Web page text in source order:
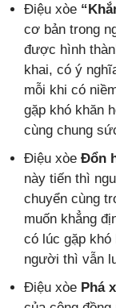
Điệu xòe
cơ bản trong
được hình
khai, có ý
mỗi khi có
gặp khó khăn
cùng chung
Điệu xòe Đổn
này tiến thì
chuyển cùng
muốn khẳng
có lúc gặp
người thì vẫn
Điệu xòe Phá